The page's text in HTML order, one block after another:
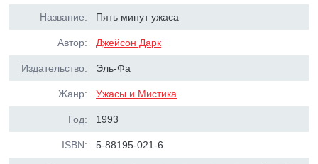
Название: Пять минут ужаса
Автор: Джейсон Дарк
Издательство: Эль-Фа
Жанр: Ужасы и Мистика
Год: 1993
ISBN: 5-88195-021-6